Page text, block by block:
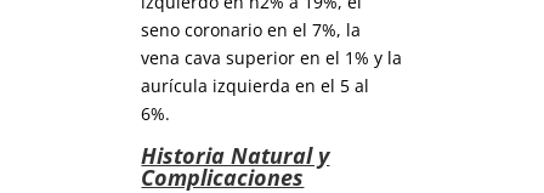
seno coronario en el 7%, la
vena cava superior en el 1% y la
aurícula izquierda en el 5 al
6%.
Historia Natural y
Complicaciones